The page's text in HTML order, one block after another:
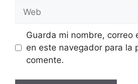
Web
Guarda mi nombre, correo
en este navegador para la
comente.